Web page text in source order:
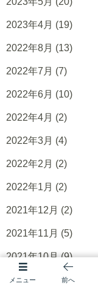
2023年4月 (19)
2022年8月 (13)
2022年7月 (7)
2022年6月 (10)
2022年4月 (2)
2022年3月 (4)
2022年2月 (2)
2022年1月 (2)
2021年12月 (2)
2021年11月 (5)
2021年10月(9)
2021年9月 (2)
メニュー 前へ